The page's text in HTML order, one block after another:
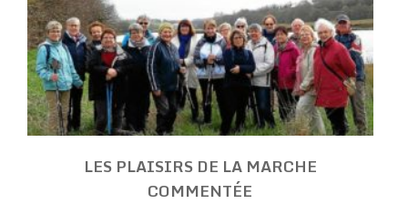
LES PLAISIRS DE LA MARCHE
COMMENTÉE